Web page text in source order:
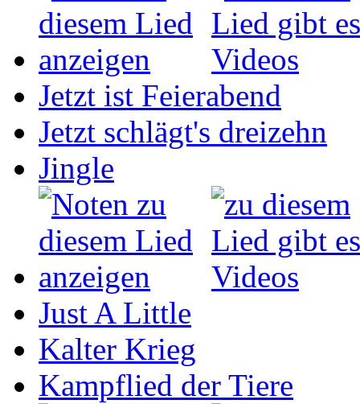
Jetzt ist Feierabend
Jetzt schlägt's dreizehn
Jingle
Just A Little
Kalter Krieg
Kampflied der Tiere